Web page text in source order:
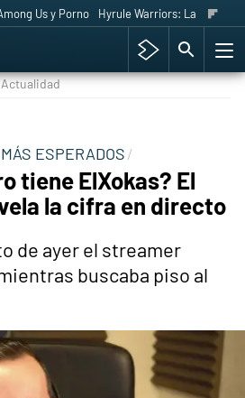
Us y Porno Hyrule Warriors: La Era del
ESPERADOS
tiene ElXokas? El
la cifra en directo
de ayer el streamer
buscaba piso al